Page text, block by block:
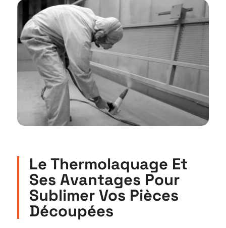
Le Thermolaquage Et
Ses Avantages Pour
Sublimer Vos Pièces
Découpées